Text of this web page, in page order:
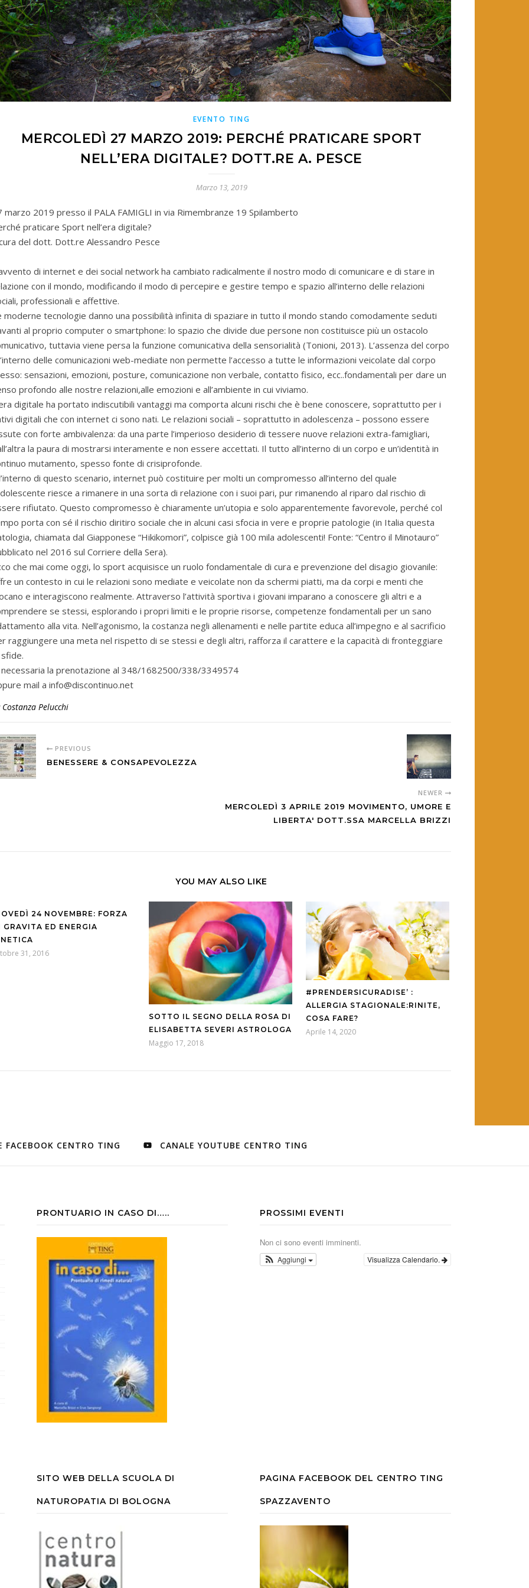
EVENTO TING
MERCOLEDÌ 27 MARZO 2019: PERCHÉ PRATICARE SPORT
NELL’ERA DIGITALE? DOTT.RE A. PESCE
Marzo 13, 2019
marzo 2019 presso il PALA FAMIGLI in via Rimembranze 19 Spilamberto
praticare Sport nell’era digitale?
del dott. Dott.re Alessandro Pesce
di internet e dei social network ha cambiato radicalmente il nostro modo di comunicare e di stare in
con il mondo, modificando il modo di percepire e gestire tempo e spazio all’interno delle relazioni
professionali e affettive.
moderne tecnologie danno una possibilità infinita di spaziare in tutto il mondo stando comodamente seduti
al proprio computer o smartphone: lo spazio che divide due persone non costituisce più un ostacolo
tuttavia viene persa la funzione comunicativa della sensorialità (Tonioni, 2013). L’assenza del corpo
delle comunicazioni web-mediate non permette l’accesso a tutte le informazioni veicolate dal corpo
sensazioni, emozioni, posture, comunicazione non verbale, contatto fisico, ecc..fondamentali per dare un
profondo alle nostre relazioni,alle emozioni e all’ambiente in cui viviamo.
digitale ha portato indiscutibili vantaggi ma comporta alcuni rischi che è bene conoscere, soprattutto per i
digitali che con internet ci sono nati. Le relazioni sociali – soprattutto in adolescenza – possono essere
con forte ambivalenza: da una parte l’imperioso desiderio di tessere nuove relazioni extra-famigliari,
la paura di mostrarsi interamente e non essere accettati. Il tutto all’interno di un corpo e un’identità in
mutamento, spesso fonte di crisiprofonde.
di questo scenario, internet può costituire per molti un compromesso all’interno del quale
riesce a rimanere in una sorta di relazione con i suoi pari, pur rimanendo al riparo dal rischio di
rifiutato. Questo compromesso è chiaramente un’utopia e solo apparentemente favorevole, perché col
porta con sé il rischio diritiro sociale che in alcuni casi sfocia in vere e proprie patologie (in Italia questa
chiamata dal Giapponese “Hikikomori”, colpisce già 100 mila adolescenti! Fonte: “Centro il Minotauro”
nel 2016 sul Corriere della Sera).
che mai come oggi, lo sport acquisisce un ruolo fondamentale di cura e prevenzione del disagio giovanile:
un contesto in cui le relazioni sono mediate e veicolate non da schermi piatti, ma da corpi e menti che
e interagiscono realmente. Attraverso l’attività sportiva i giovani imparano a conoscere gli altri e a
se stessi, esplorando i propri limiti e le proprie risorse, competenze fondamentali per un sano
alla vita. Nell’agonismo, la costanza negli allenamenti e nelle partite educa all’impegno e al sacrificio
raggiungere una meta nel rispetto di se stessi e degli altri, rafforza il carattere e la capacità di fronteggiare
necessaria la prenotazione al 348/1682500/338/3349574
mail a info@discontinuo.net
Costanza Pelucchi
PREVIOUS
BENESSERE & CONSAPEVOLEZZA
NEWER
MERCOLEDÌ 3 APRILE 2019 MOVIMENTO, UMORE E
LIBERTA' DOTT.SSA MARCELLA BRIZZI
YOU MAY ALSO LIKE
24 NOVEMBRE: FORZA
GRAVITA ED ENERGIA
31, 2016
SOTTO IL SEGNO DELLA ROSA DI
ELISABETTA SEVERI ASTROLOGA
Maggio 17, 2018
#PRENDERSICURADISE’ :
ALLERGIA STAGIONALE:RINITE,
COSA FARE?
Aprile 14, 2020
FACEBOOK CENTRO TING CANALE YOUTUBE CENTRO TING
PRONTUARIO IN CASO DI….. PROSSIMI EVENTI
Non ci sono eventi imminenti.
Visualizza Calendario.
Aggiungi
SITO WEB DELLA SCUOLA DI
NATUROPATIA DI BOLOGNA
PAGINA FACEBOOK DEL CENTRO TING
SPAZZAVENTO